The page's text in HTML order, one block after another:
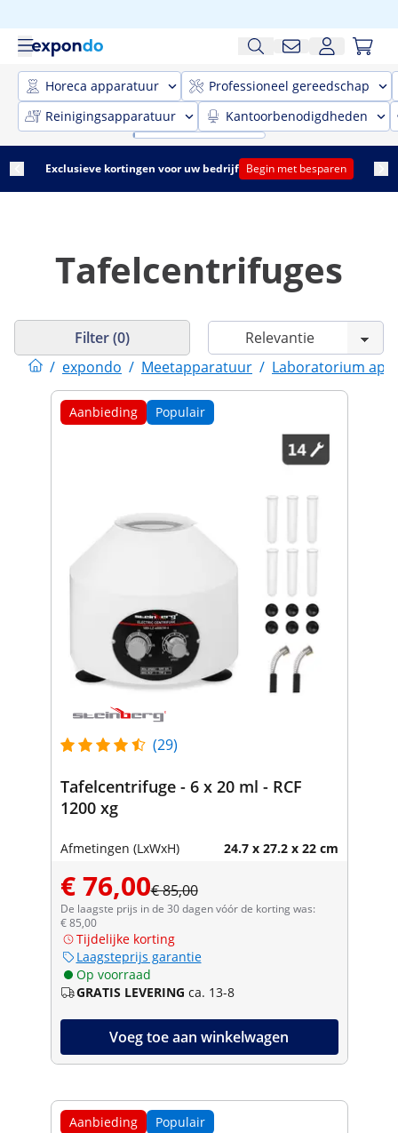
Horeca apparatuur
Professioneel gereedschap
Reinigingsapparatuur
Kantoorbenodigdheden
Exclusieve kortingen voor uw bedrijf Begin met besparen
Tafelcentrifuges
/ expondo / Meetapparatuur / Laboratorium
Filter (0)
Aanbieding Populair
(29)
Tafelcentrifuge - 6 x 20 ml - RCF
1200 xg
Afmetingen (LxWxH) 24.7 x 27.2 x 22 cm
€ 76,00€ 85,00
De laagste prijs in de 30 dagen vóór de korting was:
€ 85,00
Tijdelijke korting
Laagsteprijs garantie
Op voorraad
GRATIS LEVERING ca. 13-8
Voeg toe aan winkelwagen
Aanbieding Populair